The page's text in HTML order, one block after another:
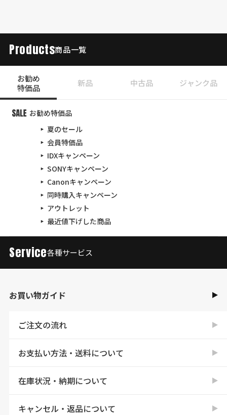
Products商品一覧
お勧め
特価品
新品 中古品 ジャンク品
お勧め特価品
夏のセール
会員特価品
IDXキャンペーン
SONYキャンペーン
Canonキャンペーン
同時購入キャンペーン
アウトレット
最近値下げした商品
Service各種サービス
お買い物ガイド
ご注文の流れ
お支払い方法・送料について
在庫状況・納期について
キャンセル・返品について